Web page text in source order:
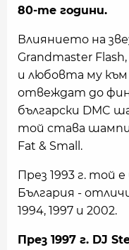
80-те години.
Влиянието на
Grandmaster
и любовта му
отвеждат до
български DMC
той става
Fat & Small.
През 1993 г. той
България -
1994, 1997 и 2002.
През 1997 г. DJ